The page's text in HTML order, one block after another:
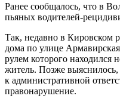
Ранее сообщалось, что в
пьяных водителей-
Так, недавно в Кировском
дома по улице
рулем которого находился
житель. Позже выяснилось,
к административной
правонарушение.